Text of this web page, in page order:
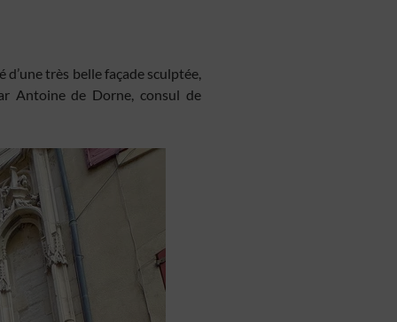
très belle façade sculptée,
Antoine de Dorne, consul de